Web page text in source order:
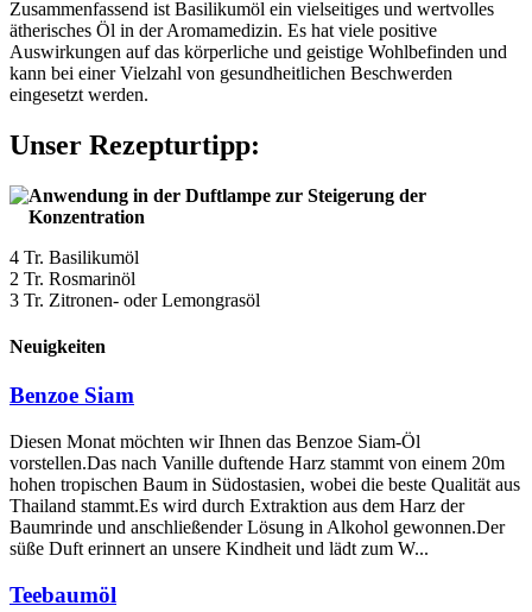
Zusammenfassend ist Basilikumöl ein vielseitiges und wertvolles
ätherisches Öl in der Aromamedizin. Es hat viele positive
Auswirkungen auf das körperliche und geistige Wohlbefinden und
kann bei einer Vielzahl von gesundheitlichen Beschwerden
eingesetzt werden.
Unser Rezepturtipp:
Anwendung in der Duftlampe zur Steigerung der
Konzentration
4 Tr. Basilikumöl
2 Tr. Rosmarinöl
3 Tr. Zitronen- oder Lemongrasöl
Neuigkeiten
Benzoe Siam
Diesen Monat möchten wir Ihnen das Benzoe Siam-Öl
vorstellen.Das nach Vanille duftende Harz stammt von einem 20m
hohen tropischen Baum in Südostasien, wobei die beste Qualität aus
Thailand stammt.Es wird durch Extraktion aus dem Harz der
Baumrinde und anschließender Lösung in Alkohol gewonnen.Der
süße Duft erinnert an unsere Kindheit und lädt zum W...
Teebaumöl